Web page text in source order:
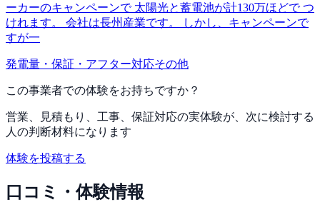
ーカーのキャンペーンで 太陽光と蓄電池が計130万ほどで つ
けれます。 会社は長州産業です。 しかし、キャンペーンで
すが一
発電量・保証・アフター対応その他
この事業者での体験をお持ちですか？
営業、見積もり、工事、保証対応の実体験が、次に検討する
人の判断材料になります
体験を投稿する
口コミ・体験情報